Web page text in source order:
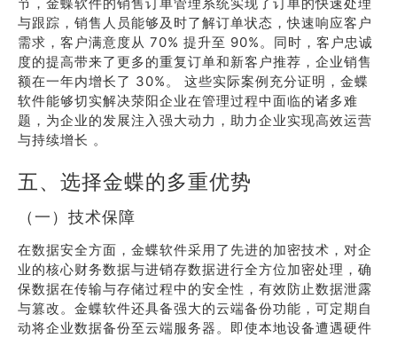
与跟踪，销售人员能够及时了解订单状态，快速响应客户
需求，客户满意度从 70% 提升至 90%。同时，客户忠诚
度的提高带来了更多的重复订单和新客户推荐，企业销售
额在一年内增长了 30%。 这些实际案例充分证明，金蝶
软件能够切实解决荥阳企业在管理过程中面临的诸多难
题，为企业的发展注入强大动力，助力企业实现高效运营
与持续增长 。
五、选择金蝶的多重优势
（一）技术保障
在数据安全方面，金蝶软件采用了先进的加密技术，对企
业的核心财务数据与进销存数据进行全方位加密处理，确
保数据在传输与存储过程中的安全性，有效防止数据泄露
与篡改。金蝶软件还具备强大的云端备份功能，可定期自
动将企业数据备份至云端服务器。即使本地设备遭遇硬件